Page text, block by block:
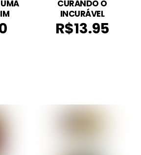
UMA
CURANDO O
INCURÁVEL
R$13.95